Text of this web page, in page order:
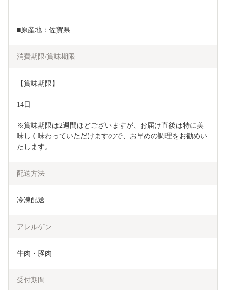
■原産地：佐賀県
消費期限/賞味期限
【賞味期限】
14日
※賞味期限は2週間ほどございますが、お届け直後は特に美
味しく味わっていただけますので、お早めの調理をお勧めい
たします。
配送方法
冷凍配送
アレルゲン
牛肉・豚肉
受付期間